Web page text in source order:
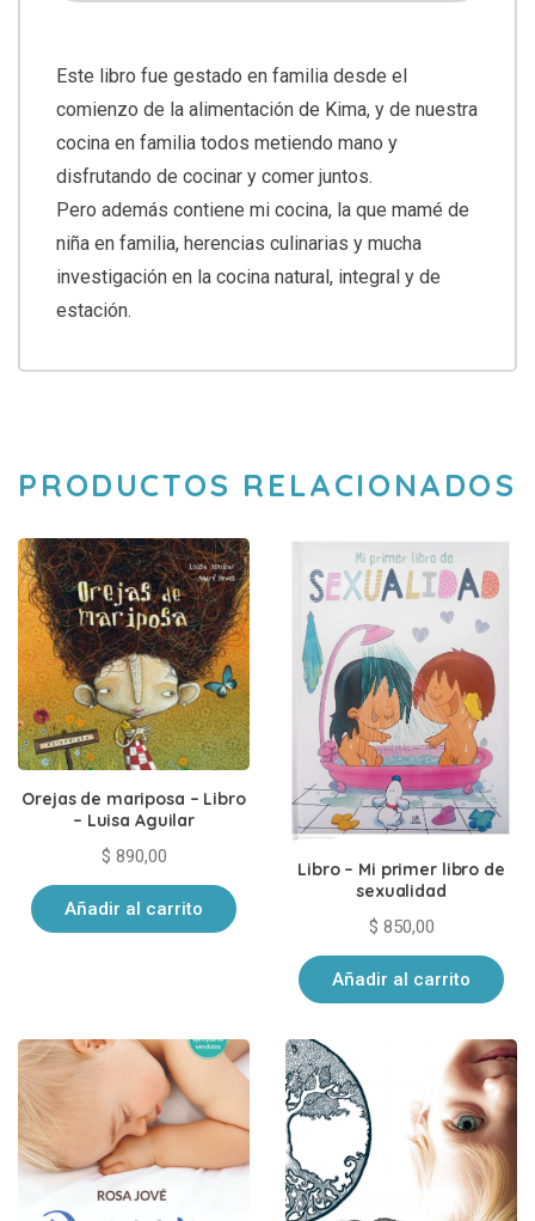
Este libro fue gestado en familia desde el
comienzo de la alimentación de Kima, y de nuestra
cocina en familia todos metiendo mano y
disfrutando de cocinar y comer juntos.
Pero además contiene mi cocina, la que mamé de
niña en familia, herencias culinarias y mucha
investigación en la cocina natural, integral y de
estación.
PRODUCTOS RELACIONADOS
Orejas de mariposa – Libro
– Luisa Aguilar
$ 890,00
Añadir al carrito
Libro – Mi primer libro de
sexualidad
$ 850,00
Añadir al carrito